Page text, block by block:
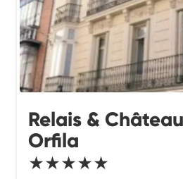
Relais &
Orfila
★★★★★